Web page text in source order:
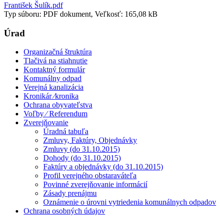
František Šulík.pdf
Typ súboru: PDF dokument, Veľkosť: 165,08 kB
Úrad
Organizačná štruktúra
Tlačivá na stiahnutie
Kontaktný formulár
Komunálny odpad
Verejná kanalizácia
Kronikár ⁄kronika
Ochrana obyvateľstva
Voľby ⁄ Referendum
Zverejňovanie
Úradná tabuľa
Zmluvy, Faktúry, Objednávky
Zmluvy (do 31.10.2015)
Dohody (do 31.10.2015)
Faktúry a objednávky (do 31.10.2015)
Profil verejného obstaraváteľa
Povinné zverejňovanie informácií
Zásady prenájmu
Oznámenie o úrovni vytriedenia komunálnych odpadov
Ochrana osobných údajov